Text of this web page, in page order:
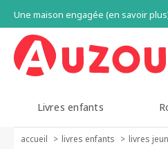
Une maison engagée (en savoir
Livres enfants
accueil livres enfants livres